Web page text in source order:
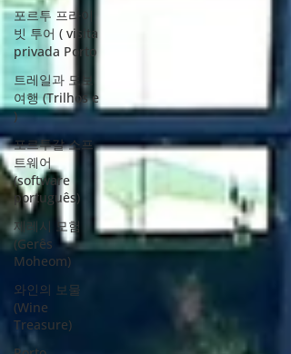
포르투 프라이
빗 투어 ( visita
privada Porto
트레일과 도보
여행 (Trilhos e
)
포르투갈 소프
트웨어
(software
português)
제레시 모험
(Gerês
Moheom)
와인의 보물
(Wine
Treasure)